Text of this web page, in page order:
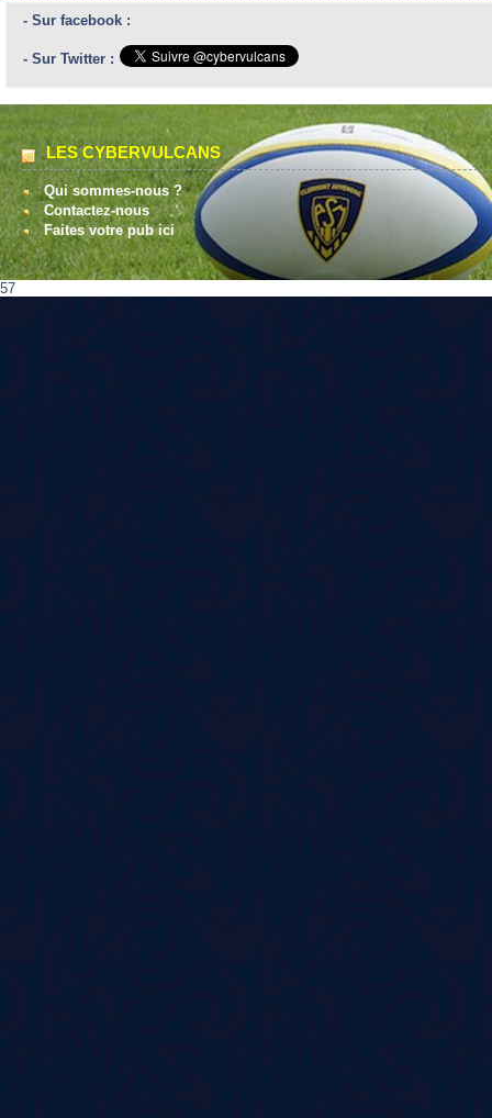
- Sur facebook :
- Sur Twitter :
LES CYBERVULCANS
Qui sommes-nous ?
Contactez-nous
Faites votre pub ici
57